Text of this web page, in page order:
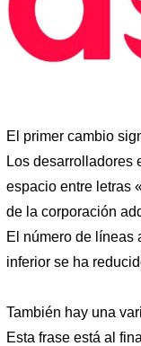
El primer cambio
Los desarrolladores
espacio entre letras
de la corporación
El número de líneas
inferior se ha
También hay una
Esta frase está al